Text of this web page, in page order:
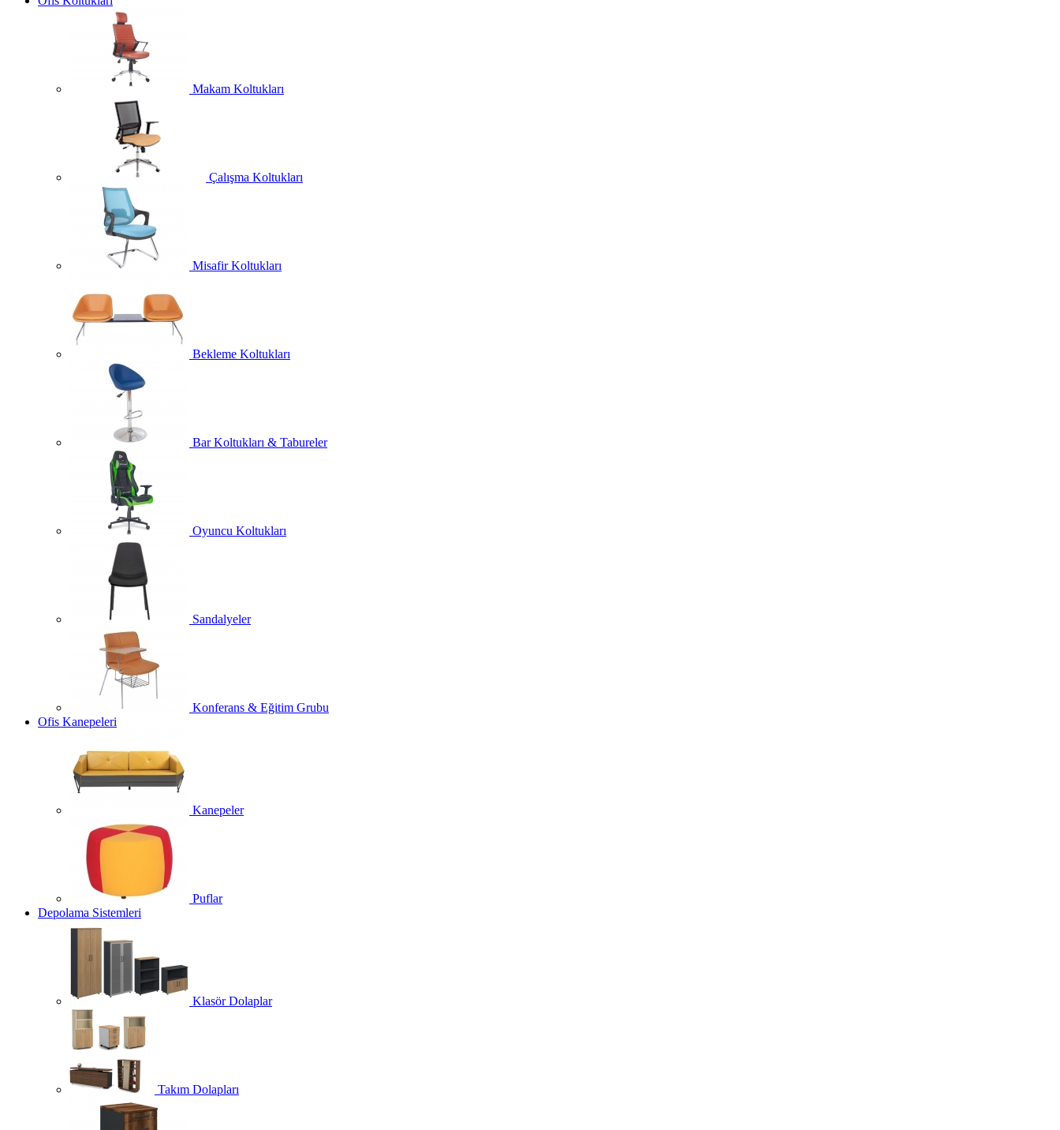
Makam Koltukları
Çalışma Koltukları
Misafir Koltukları
Bekleme Koltukları
Bar Koltukları & Tabureler
Oyuncu Koltukları
Sandalyeler
Konferans & Eğitim Grubu
Ofis Kanepeleri
Kanepeler
Puflar
Depolama Sistemleri
Klasör Dolaplar
Takım Dolapları